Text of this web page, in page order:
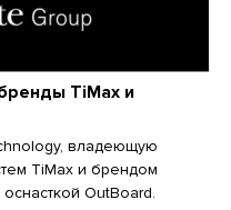
TiMax и
владеющую
TiMax и брендом
OutBoard.